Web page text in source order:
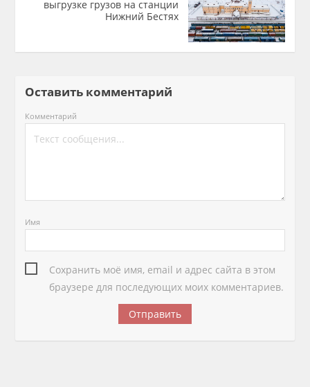
выгрузке грузов на станции
Нижний Бестях
Оставить комментарий
Комментарий
Имя
Сохранить моё имя, email и адрес сайта в этом
браузере для последующих моих комментариев.